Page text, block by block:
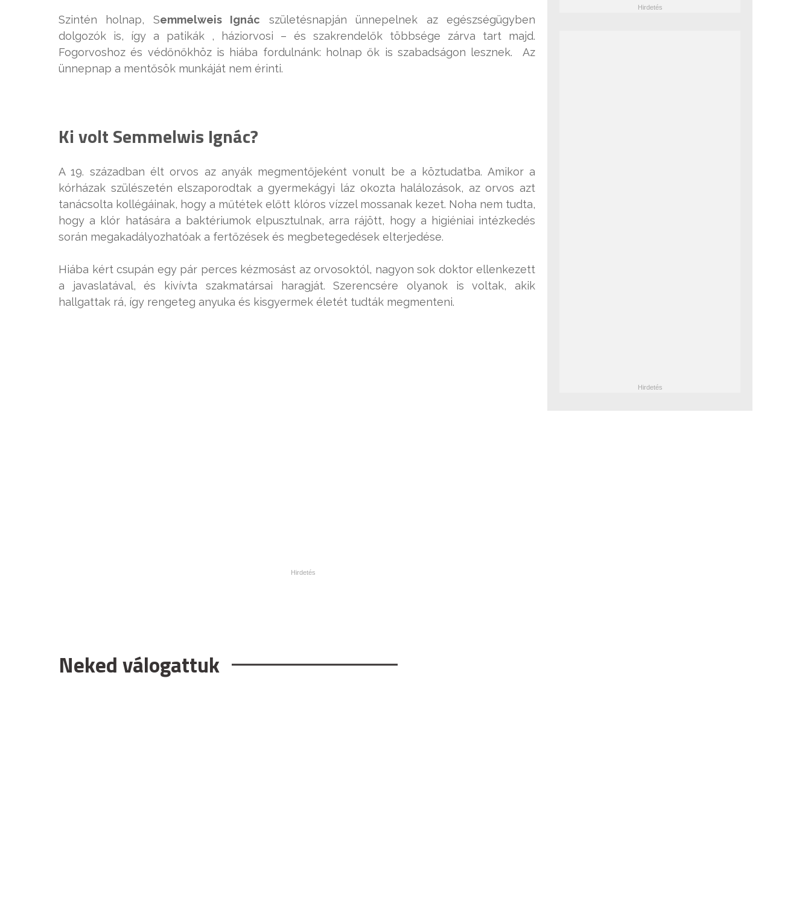
Szintén holnap, Semmelweis Ignác születésnapján ünnepelnek az egészségügyben
dolgozók is, így a patikák , háziorvosi – és szakrendelők többsége zárva tart majd.
Fogorvoshoz és védőnőkhöz is hiába fordulnánk: holnap ők is szabadságon lesznek. Az
ünnepnap a mentősök munkáját nem érinti.
Ki volt Semmelwis Ignác?
A 19. században élt orvos az anyák megmentőjeként vonult be a köztudatba. Amikor a
kórházak szülészetén elszaporodtak a gyermekágyi láz okozta halálozások, az orvos azt
tanácsolta kollégáinak, hogy a műtétek előtt klóros vízzel mossanak kezet. Noha nem tudta,
hogy a klór hatására a baktériumok elpusztulnak, arra rájött, hogy a higiéniai intézkedés
során megakadályozhatóak a fertőzések és megbetegedések elterjedése.
Hiába kért csupán egy pár perces kézmosást az orvosoktól, nagyon sok doktor ellenkezett
a javaslatával, és kivívta szakmatársai haragját. Szerencsére olyanok is voltak, akik
hallgattak rá, így rengeteg anyuka és kisgyermek életét tudták megmenteni.
Neked válogattuk